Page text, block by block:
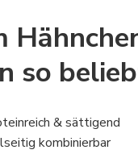
so
& sättigend
kombinierbar